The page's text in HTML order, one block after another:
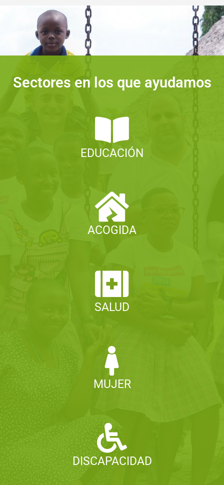
Sectores en los que ayudamos
EDUCACIÓN
ACOGIDA
SALUD
MUJER
DISCAPACIDAD